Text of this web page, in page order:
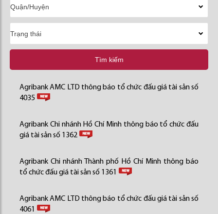
Tìm kiếm
Agribank AMC LTD thông báo tổ chức đấu giá tài sản số
4035
Agribank Chi nhánh Hồ Chí Minh thông báo tổ chức đấu
giá tài sản số 1362
Agribank Chi nhánh Thành phố Hồ Chí Minh thông báo
tổ chức đấu giá tài sản số 1361
Agribank AMC LTD thông báo tổ chức đấu giá tài sản số
4061